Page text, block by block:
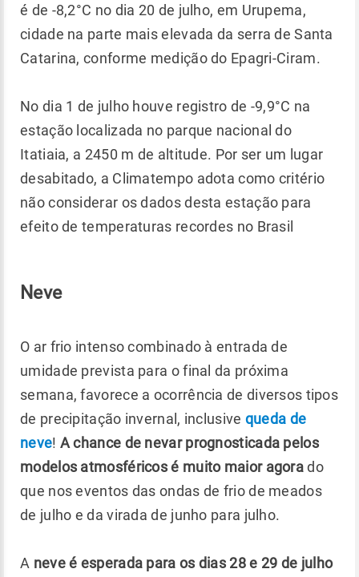
é de -8,2°C no dia 20 de julho, em Urupema,
cidade na parte mais elevada da serra de Santa
Catarina, conforme medição do Epagri-Ciram.
No dia 1 de julho houve registro de -9,9°C na
estação localizada no parque nacional do
Itatiaia, a 2450 m de altitude. Por ser um lugar
desabitado, a Climatempo adota como critério
não considerar os dados desta estação para
efeito de temperaturas recordes no Brasil
Neve
O ar frio intenso combinado à entrada de
umidade prevista para o final da próxima
semana, favorece a ocorrência de diversos tipos
de precipitação invernal, inclusive queda de
neve! A chance de nevar prognosticada pelos
modelos atmosféricos é muito maior agorado
que nos eventos das ondas de frio de meados
de julho e da virada de junho para julho.
A neve é esperada para os dias 28 e 29 de julho